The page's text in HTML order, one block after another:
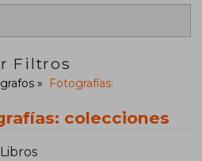
Filtros
Fotografías:
colecciones